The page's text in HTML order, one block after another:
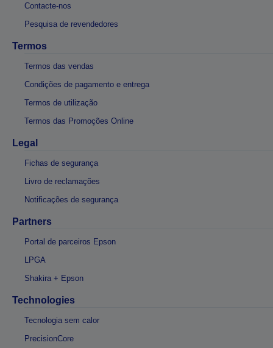
Contacte-nos
Pesquisa de revendedores
Termos
Termos das vendas
Condições de pagamento e entrega
Termos de utilização
Termos das Promoções Online
Legal
Fichas de segurança
Livro de reclamações
Notificações de segurança
Partners
Portal de parceiros Epson
LPGA
Shakira + Epson
Technologies
Tecnologia sem calor
PrecisionCore